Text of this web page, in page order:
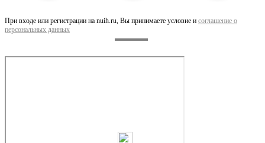
При входе или регистрации на nuih.ru, Вы принимаете условие и соглашение о
персональных данных